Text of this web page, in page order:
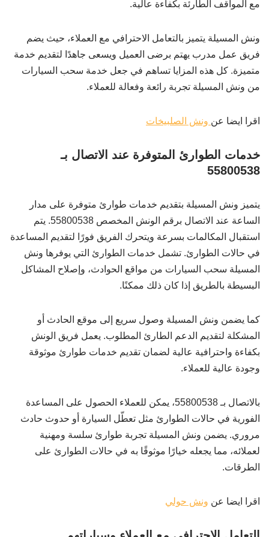
مع المواقف الطارئة بكفاءة عالية.
ونش المسيلة يتميز بالتعامل الاحترافي مع العملاء، حيث يضم
فريق عمل مدرب يهتم برضى العميل ويسعى جاهدًا لتقديم خدمة
متميزة. كل هذه المزايا تساهم في جعل خدمة سحب السيارات
من ونش المسيلة تجربة رائعة وفعالة للعملاء.
اقرا ايضا عن ونش الصلبيخات
خدمات الطوارئ المتوفرة عند الاتصال بـ
55800538
يتميز ونش المسيلة بتقديم خدمات طوارئ متوفرة على مدار
الساعة عند الاتصال برقم الونش المخصص 55800538. يتم
استقبال المكالمات بسرعة ويتحرك الفريق فورًا لتقديم المساعدة
في حالات الطوارئ. تشمل خدمات الطوارئ التي يوفرها ونش
المسيلة سحب السيارات من مواقع الحوادث، وإصلاح المشاكل
البسيطة بالطريق إذا كان ذلك ممكنًا.
كما يضمن ونش المسيلة وصول سريع إلى موقع الحادث أو
المشكلة لتقديم الدعم الطارئ المطلوب. يعمل فريق الونش
بكفاءة واحترافية عالية لضمان تقديم خدمات طوارئ موثوقة
وجودة عالية للعملاء.
بالاتصال بـ 55800538، يمكن للعملاء الحصول على المساعدة
الفورية في حالات الطوارئ مثل تعطّل السيارة أو حدوث حادث
مروري. يضمن ونش المسيلة تجربة طوارئ سلسة ومهنية
لعملائه، مما يجعله خيارًا موثوقًا به في حالات الطوارئ على
الطرقات.
اقرا ايضا عن ونش حولي